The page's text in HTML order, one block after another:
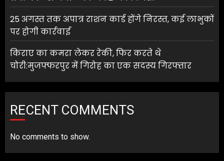
25 अगस्त तक अपात्र राशन कार्ड होंगे निरस्त, कई लाभुकों
पर होगी कार्रवाई
किराए का कमरा लेकर रेकी, फिर करते थे
चोरी:मुजफ्फरपुर में गिरोह का एक सदस्य गिरफ्तार
RECENT COMMENTS
No comments to show.